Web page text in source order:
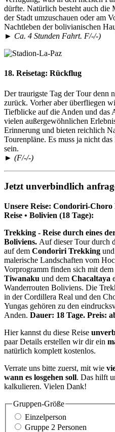
dürfte. Natürlich besteht auch die
der Stadt umzuschauen oder am
Nachtleben der bolivianischen
► Ca. 4 Stunden Fahrt. F/-/-)
18. Reisetag: Rückflug
Der traurigste Tag der Tour denn
zurück. Vorher aber überfliegen
Tiefblicke auf die Anden und das
vielen außergewöhnlichen
Erinnerung und bieten reichlich
Tourenpläne. Es muss ja nicht
sein.
► (F/-/-)
Jetzt unverbindlich
Unsere Reise: Condoriri-
Reise • Bolivien (18 Tage):
Trekking - Reise durch eines
Boliviens. Auf dieser Tour durch
auf dem Condoriri Trekking
malerische Landschaften vom
Vorprogramm finden sich mit dem
Tiwanaku und dem Chacaltaya
Wanderrouten Boliviens. Die
in der Cordillera Real und den
Yungas gehören zu den
Anden. Dauer: 18 Tage. Preis:
Hier kannst du diese Reise
paar Details erstellen wir dir ein
natürlich komplett kostenlos.
Verrate uns bitte zuerst, mit wie
wann es losgehen soll. Das hilft
kalkulieren. Vielen Dank!
Gruppen-Größe
Einzelperson
Gruppe 2 Personen